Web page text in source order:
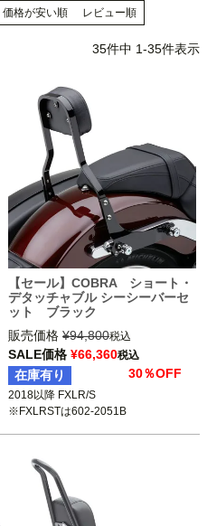
価格が安い順 レビュー順
35件中 1-35件表示
【セール】COBRA ショート・
デタッチャブル シーシーバーセ
ット ブラック
販売価格 ¥94,800税込
SALE価格 ¥66,360税込
在庫有り 30％OFF
2018以降 FXLR/S
※FXLRSTは602-2051B